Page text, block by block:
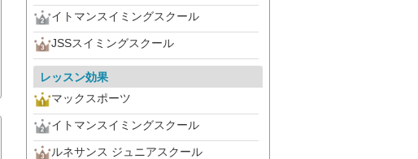
イトマンスイミングスクール
JSSスイミングスクール
レッスン効果
マックスポーツ
イトマンスイミングスクール
ルネサンス ジュニアスクール